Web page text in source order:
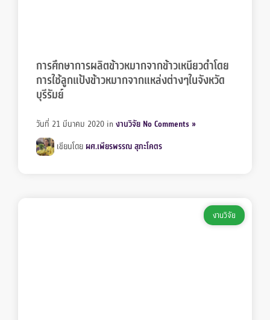
การศึกษาการผลิตข้าวหมากจากข้าวเหนียวดำโดย
การใช้ลูกแป้งข้าวหมากจากแหล่งต่างๆในจังหวัด
บุรีรัมย์
วันที่ 21 มีนาคม 2020 inงานวิจัย No Comments »
เขียนโดย ผศ.เพียรพรรณ สุภะโคตร
งานวิจัย